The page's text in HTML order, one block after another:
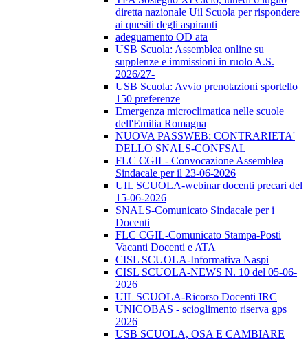
diretta nazionale Uil Scuola per rispondere
ai quesiti degli aspiranti
adeguamento OD ata
USB Scuola: Assemblea online su
supplenze e immissioni in ruolo A.S.
2026/27-
USB Scuola: Avvio prenotazioni sportello
150 preferenze
Emergenza microclimatica nelle scuole
dell'Emilia Romagna
NUOVA PASSWEB: CONTRARIETA'
DELLO SNALS-CONFSAL
FLC CGIL- Convocazione Assemblea
Sindacale per il 23-06-2026
UIL SCUOLA-webinar docenti precari del
15-06-2026
SNALS-Comunicato Sindacale per i
Docenti
FLC CGIL-Comunicato Stampa-Posti
Vacanti Docenti e ATA
CISL SCUOLA-Informativa Naspi
CISL SCUOLA-NEWS N. 10 del 05-06-
2026
UIL SCUOLA-Ricorso Docenti IRC
UNICOBAS - scioglimento riserva gps
2026
USB SCUOLA, OSA E CAMBIARE